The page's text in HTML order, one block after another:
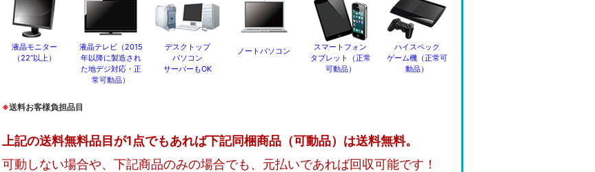
液晶モニター
（22”以上）
液晶テレビ（2015
年以降に製造され
た地デジ対応・正
常可動品）
デスクトップ
パソコン
サーバーもOK
ノートパソコン
スマートフォン
タブレット（正常
可動品）
ハイスペック
ゲーム機（正常可
動品）
※送料お客様負担品目
上記の送料無料品目が1点でもあれば下記同梱商品（可動品）は送料無料。
可動しない場合や、下記商品のみの場合でも、元払いであれば回収可能です！